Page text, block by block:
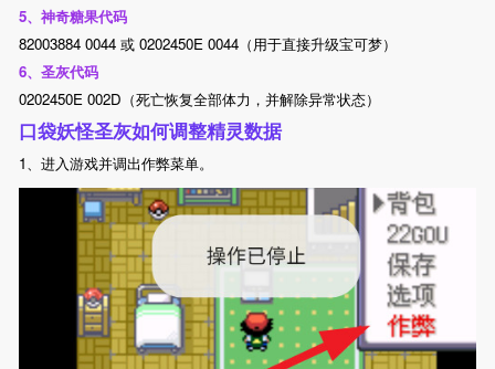
5、神奇糖果代码
82003884 0044 或 0202450E 0044（用于直接升级宝可梦）
6、圣灰代码
0202450E 002D（死亡恢复全部体力，并解除异常状态）
口袋妖怪圣灰如何调整精灵数据
1、进入游戏并调出作弊菜单。